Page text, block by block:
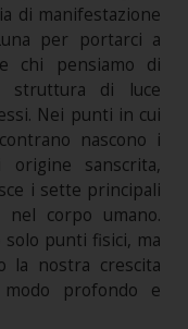
di manifestazione
per portarci a
chi pensiamo di
struttura di luce
Nei punti in cui
nascono i
sanscrita,
i sette principali
corpo umano.
punti fisici, ma
la nostra crescita
profondo e